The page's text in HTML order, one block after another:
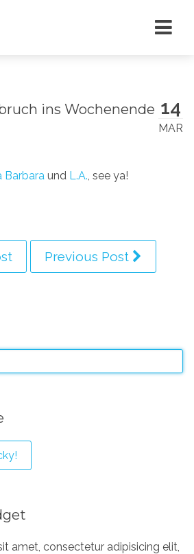
14
MAR
ins Wochenende
Barbara und L.A. , see ya!
Previous Post
amet, consectetur adipisicing elit,